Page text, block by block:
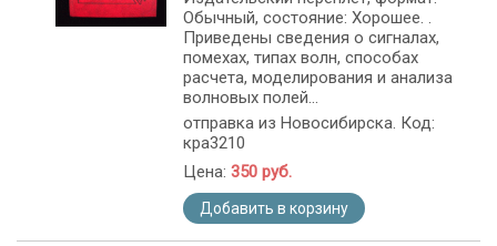
Обычный, состояние: Хорошее. .
Приведены сведения о сигналах,
помехах, типах волн, способах
расчета, моделирования и анализа
волновых полей...
отправка из Новосибирска. Код:
кра3210
Цена: 350 руб.
Добавить в корзину